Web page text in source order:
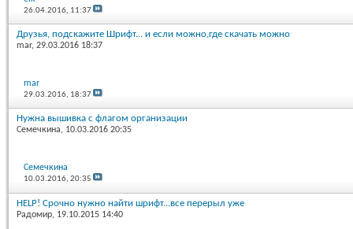
26.04.2016, 11:37
Друзья, подскажите Шрифт... и если можно,где скачать можно
mar, 29.03.2016 18:37
mar
29.03.2016, 18:37
Нужна вышивка с флагом организации
Семечкина, 10.03.2016 20:35
Семечкина
10.03.2016,20:35
HELP! Срочно нужно найти шрифт...все перерыл уже
Радомир, 19.10.2015 14:40